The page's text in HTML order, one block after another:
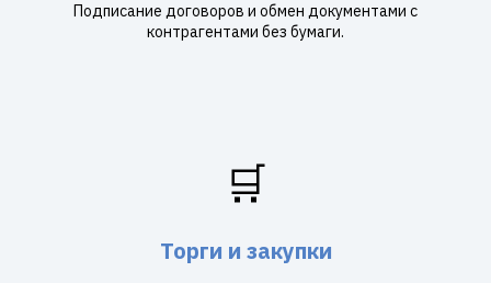
Подписание договоров и обмен документами с
контрагентами без бумаги.
🛒
Торги и закупки